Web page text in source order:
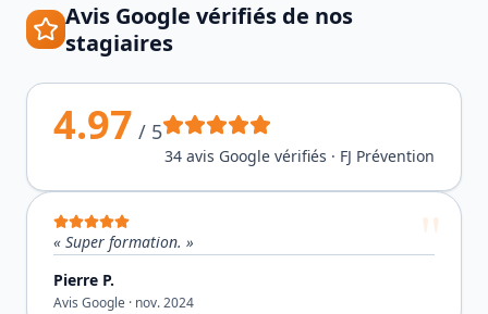
Avis Google vérifiés de nos
stagiaires
4.97 / 5
34 avis Google vérifiés · FJ Prévention
« Super formation. »
Pierre P.
Avis Google · nov. 2024